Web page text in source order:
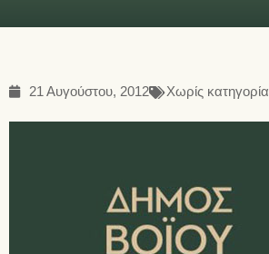
21 Αυγούστου, 2012 Χωρίς κατηγορία